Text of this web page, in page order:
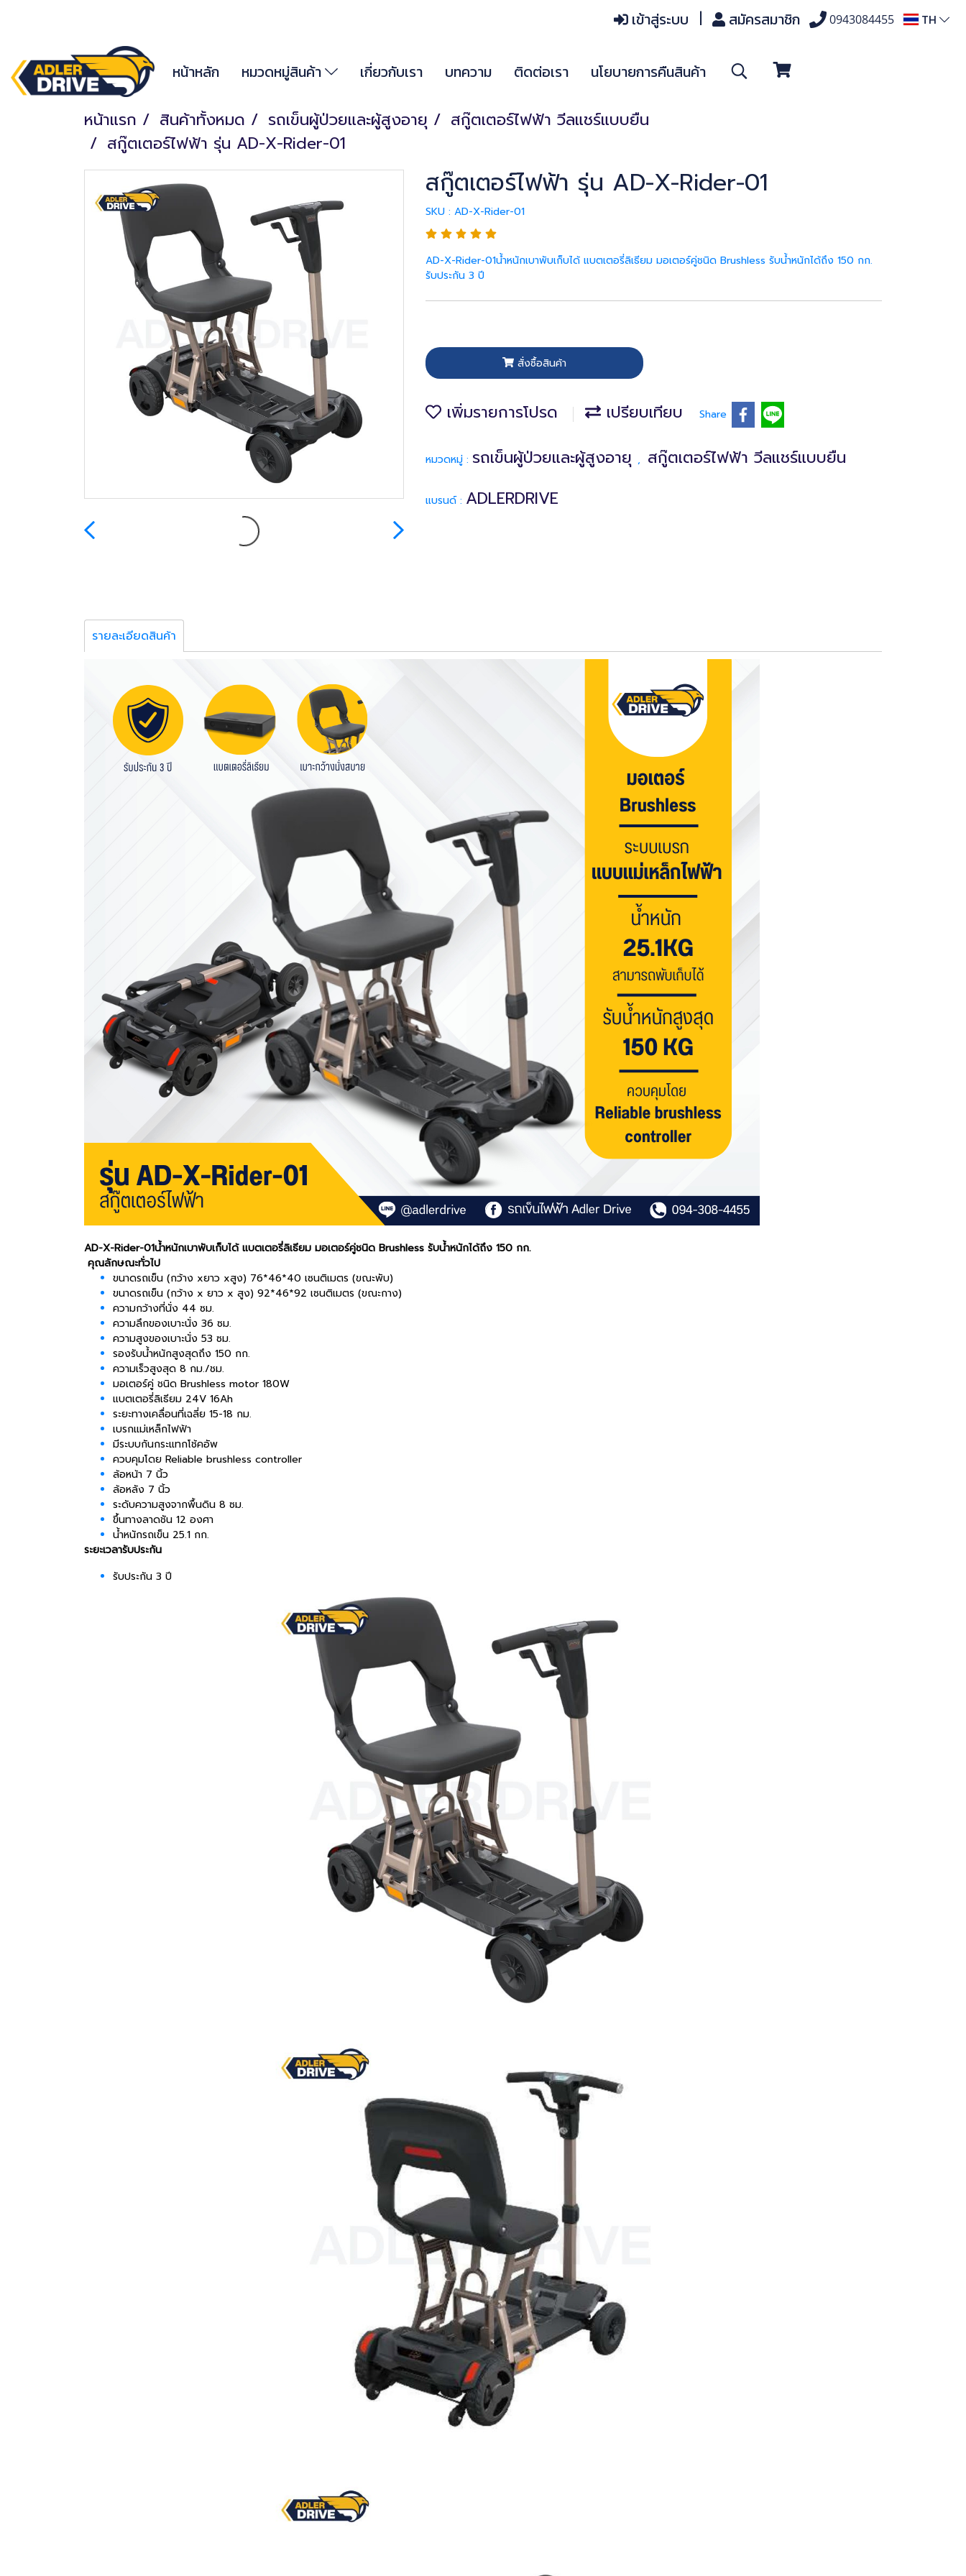
เข้าสู่ระบบ สมัครสมาชิก 0943084455 TH
หน้าหลัก หมวดหมู่สินค้า เกี่ยวกับเรา บทความ ติดต่อเรา นโยบายการคืนสินค้า
หน้าแรก สินค้าทั้งหมด รถเข็นผู้ป่วยและผู้สูงอายุ
สกู๊ตเตอร์ไฟฟ้า วีลแชร์แบบยืน
สกู๊ตเตอร์ไฟฟ้า รุ่น AD-X-Rider-01
สกู๊ตเตอร์ไฟฟ้า รุ่น AD-X-Rider-01
SKU : AD-X-Rider-01
AD-X-Rider-01น้ำหนักเบาพับเก็บได้ แบตเตอรี่ลิเธียม มอเตอร์คู่ชนิด Brushless รับน้ำหนักได้ถึง 150 กก.
รับประกัน 3 ปี
สั่งซื้อสินค้า
เพิ่มรายการโปรด เปรียบเทียบ Share
หมวดหมู่ : รถเข็นผู้ป่วยและผู้สูงอายุ , สกู๊ตเตอร์ไฟฟ้า วีลแชร์แบบยืน
แบรนด์ : ADLERDRIVE
รายละเอียดสินค้า
AD-X-Rider-01น้ำหนักเบาพับเก็บได้ แบตเตอรี่ลิเธียม มอเตอร์คู่ชนิด Brushless รับน้ำหนักได้ถึง 150 กก.
คุณลักษณะทั่วไป
ขนาดรถเข็น (กว้าง xยาว xสูง) 76*46*40 เซนติเมตร (ขณะพับ)
ขนาดรถเข็น (กว้าง x ยาว x สูง) 92*46*92 เซนติเมตร (ขณะกาง)
ความกว้างที่นั่ง 44 ซม.
ความลึกของเบาะนั่ง 36 ซม.
ความสูงของเบาะนั่ง 53 ซม.
รองรับน้ำหนักสูงสุดถึง 150 กก.
ความเร็วสูงสุด 8 กม./ชม.
มอเตอร์คู่ ชนิด Brushless motor 180W
แบตเตอรี่ลิเธียม 24V 16Ah
ระยะทางเคลื่อนที่เฉลี่ย 15-18 กม.
เบรกแม่เหล็กไฟฟ้า
มีระบบกันกระแทกโช้คอัพ
ควบคุมโดย Reliable brushless controller
ล้อหน้า 7 นิ้ว
ล้อหลัง 7 นิ้ว
ระดับความสูงจากพื้นดิน 8 ซม.
ขึ้นทางลาดชัน 12 องศา
น้ำหนักรถเข็น 25.1 กก.
ระยะเวลารับประกัน
รับประกัน 3 ปี